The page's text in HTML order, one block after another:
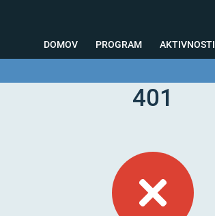
DOMOV PROGRAM AKTIVNOSTI
Testiranja
401